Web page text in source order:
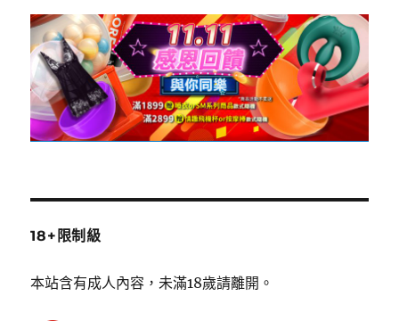
18+限制級
本站含有成人內容，未滿18歲請離開。